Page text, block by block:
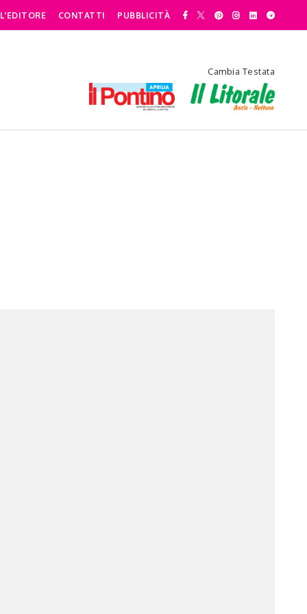
L'EDITORE CONTATTI PUBBLICITÀ
Cambia Testata